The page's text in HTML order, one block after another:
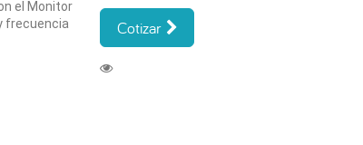
el Monitor
frecuencia
Cotizar